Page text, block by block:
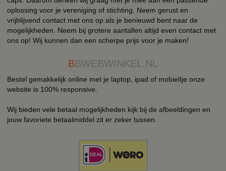
oplossing voor je vereniging of stichting. Neem gerust en
vrijblijvend contact met ons op als je benieuwd bent naar de
mogelijkheden. Neem bij grotere aantallen altijd even contact met
ons op! Wij kunnen dan een scherpe prijs voor je maken!
BBWEBWINKEL.NL
Bestel gemakkelijk online met je laptop, ipad of mobieltje onze
website is 100% responsive.
Wij bieden vele betaal mogelijkheden kijk bij de afbeeldingen en
jouw favoriete betaalmiddel zit er zeker tussen.